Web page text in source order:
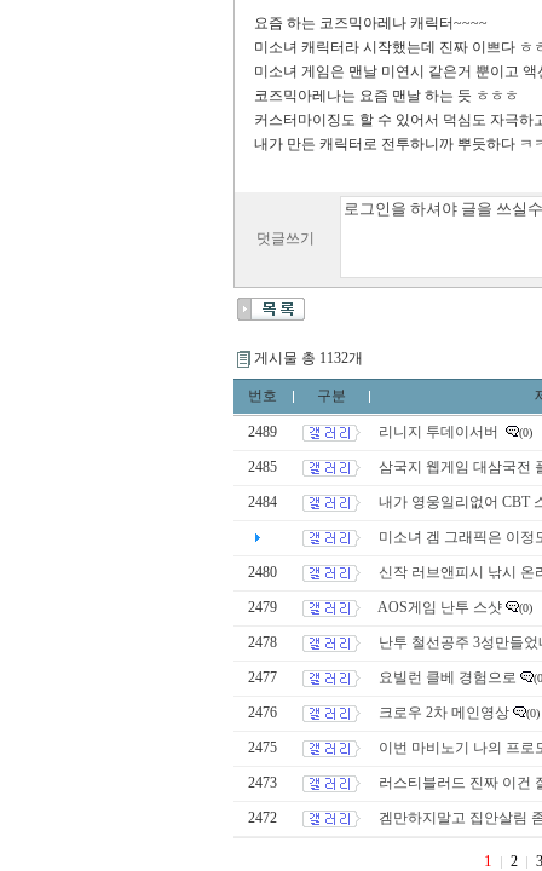
요즘 하는 코즈믹아레나 캐릭터~~~~
미소녀 캐릭터라 시작했는데 진짜 이쁘다 ㅎ
미소녀 게임은 맨날 미연시 같은거 뿐이고
코즈믹아레나는 요즘 맨날 하는 듯 ㅎㅎㅎ
커스터마이징도 할 수 있어서 덕심도 자극하
내가 만든 캐릭터로 전투하니까 뿌듯하다 ㅋ
덧글쓰기
게시물 총 1132개
번호 구분
2489 리니지 투데이서버 (0)
2485 삼국지 웹게임 대삼국전
2484 내가 영웅일리없어 CBT
미소녀 겜 그래픽은 이정
2480 신작 러브앤피시 낚시 온
2479 AOS게임 난투 스샷 (0)
2478 난투 철선공주 3성만들
2477 요빌런 클베 경험으로
2476 크로우 2차 메인영상 (0)
2475 이번 마비노기 나의 프로
2473 러스티블러드 진짜 이건
2472 겜만하지말고 집안살림
1 2 3